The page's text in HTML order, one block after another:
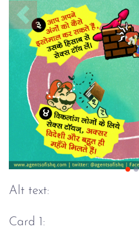
Previous
Alt text:
Card 1: